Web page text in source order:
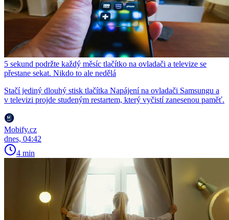
5 sekund podržte každý měsíc tlačítko na ovladači a televize se
přestane sekat. Nikdo to ale nedělá
Stačí jediný dlouhý stisk tlačítka Napájení na ovladači Samsungu a
v televizi projde studeným restartem, který vyčistí zanesenou paměť.
Mobify.cz
dnes, 04:42
4 min